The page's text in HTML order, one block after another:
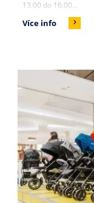
13.00 do 16.00...
Více info